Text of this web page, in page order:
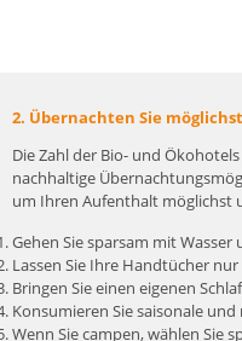
2. Übernachten Sie
Die Zahl der Bio- und
nachhaltige
um Ihren Aufenthalt möglichst
Gehen Sie sparsam mit Wasser
Lassen Sie Ihre Handtücher
Bringen Sie einen eigenen
Konsumieren Sie saisonale
Wenn Sie campen, wählen Sie